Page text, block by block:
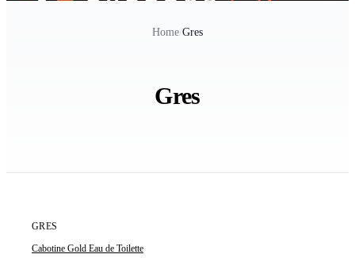
Home/Gres
Gres
GRES
Cabotine Gold Eau de Toilette